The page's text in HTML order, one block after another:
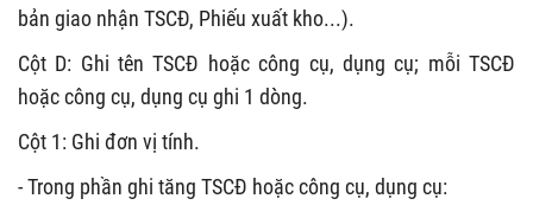
bản giao nhận TSCĐ, Phiếu xuất kho...).
Cột D: Ghi tên TSCĐ hoặc công cụ, dụng cụ; mỗi TSCĐ
hoặc công cụ, dụng cụ ghi 1 dòng.
Cột 1: Ghi đơn vị tính.
- Trong phần ghi tăng TSCĐ hoặc công cụ, dụng cụ: